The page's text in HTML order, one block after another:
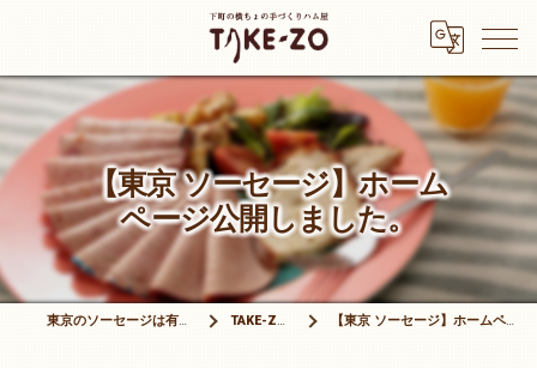
【東京 ソーセージ】ホーム
ページ公開しました。
東京のソーセージは有限会社竹三商店 TAKE-ZOブログ 【東京 ソーセージ】ホームページ公開しました。